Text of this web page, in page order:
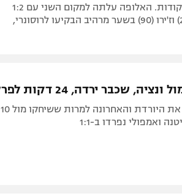
שקבע 1:2 ופער של שמונה נקודות. האלופה עלתה למקום השני עם 1:2
דרמטי על ספציה, הרננדז (21) וז'ירו (90) בשער מרהיב הבקיעו לרוסונרי,
הג'אלורוסי לא הצליחו לנצח את היורדת והאחרונה למרות ששיחקו מול 10